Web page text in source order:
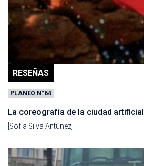
RESEÑAS
PLANEO N°64
La coreografía de la ciudad artificial
[Sofía Silva Antúnez]